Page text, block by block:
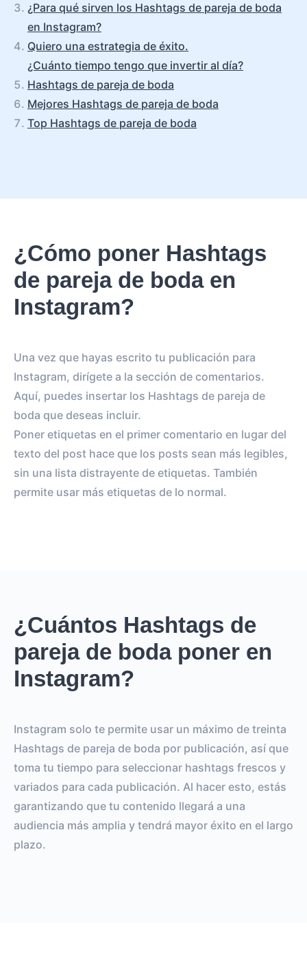
¿Para qué sirven los Hashtags de pareja de boda
en Instagram?
Quiero una estrategia de éxito.
¿Cuánto tiempo tengo que invertir al día?
Hashtags de pareja de boda
Mejores Hashtags de pareja de boda
Top Hashtags de pareja de boda
¿Cómo poner Hashtags
de pareja de boda en
Instagram?
Una vez que hayas escrito tu publicación para
Instagram, dirígete a la sección de comentarios.
Aquí, puedes insertar los Hashtags de pareja de
boda que deseas incluir.
Poner etiquetas en el primer comentario en lugar del
texto del post hace que los posts sean más legibles,
sin una lista distrayente de etiquetas. También
permite usar más etiquetas de lo normal.
¿Cuántos Hashtags de
pareja de boda poner en
Instagram?
Instagram solo te permite usar un máximo de treinta
Hashtags de pareja de boda por publicación, así que
toma tu tiempo para seleccionar hashtags frescos y
variados para cada publicación. Al hacer esto, estás
garantizando que tu contenido llegará a una
audiencia más amplia y tendrá mayor éxito en el largo
plazo.